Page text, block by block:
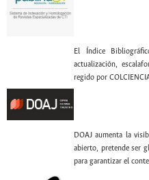
El Índice
actualización,
regido por
DOAJ aumenta la
abierto, pretende ser
para garantizar el